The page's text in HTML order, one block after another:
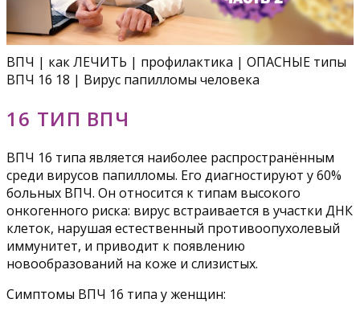
ВПЧ | как ЛЕЧИТЬ | профилактика | ОПАСНЫЕ типы
ВПЧ 16 18 | Вирус папилломы человека
16 ТИП ВПЧ
ВПЧ 16 типа является наиболее распространённым
среди вирусов папилломы. Его диагностируют у 60%
больных ВПЧ. Он относится к типам высокого
онкогенного риска: вирус встраивается в участки ДНК
клеток, нарушая естественный противоопухолевый
иммунитет, и приводит к появлению
новообразований на коже и слизистых.
Симптомы ВПЧ 16 типа у женщин: